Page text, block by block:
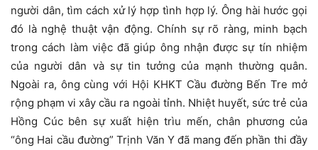
người dân, tìm cách xử lý hợp tình hợp lý. Ông hài hước gọi
đó là nghệ thuật vận động. Chính sự rõ ràng, minh bạch
trong cách làm việc đã giúp ông nhận được sự tín nhiệm
của người dân và sự tin tưởng của mạnh thường quân.
Ngoài ra, ông cùng với Hội KHKT Cầu đường Bến Tre mở
rộng phạm vi xây cầu ra ngoài tỉnh. Nhiệt huyết, sức trẻ của
Hồng Cúc bên sự xuất hiện trìu mến, chân phương của
“ông Hai cầu đường” Trịnh Văn Y đã mang đến phần thi đầy